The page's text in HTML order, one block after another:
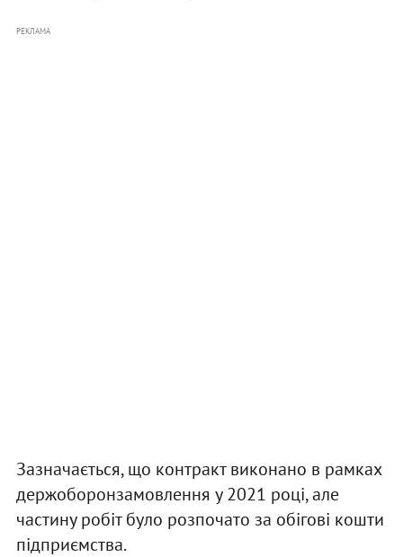
РЕКЛАМА
Зазначається, що контракт виконано в рамках
держоборонзамовлення у 2021 році, але
частину робіт було розпочато за обігові кошти
підприємства.